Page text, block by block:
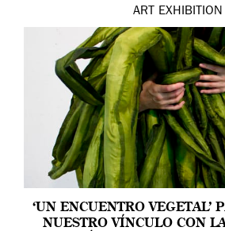
ART EXHIBITION
‘UN ENCUENTRO VEGETAL’
NUESTRO VÍNCULO CON